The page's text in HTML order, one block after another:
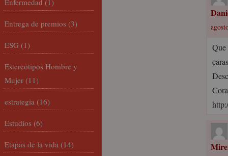
Que
Enfermedad (1)
Entrega de premios (3)
ESG (1)
Estereotipos Hombre y
Mujer (11)
estrategia (16)
Estudios (6)
Etapas de la vida (14)